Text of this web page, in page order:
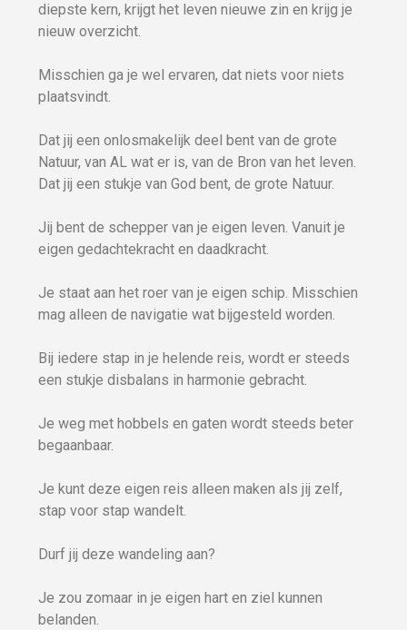
diepste kern, krijgt het leven nieuwe zin en krijg je
nieuw overzicht.
Misschien ga je wel ervaren, dat niets voor niets
plaatsvindt.
Dat jij een onlosmakelijk deel bent van de grote
Natuur, van AL wat er is, van de Bron van het leven.
Dat jij een stukje van God bent, de grote Natuur.
Jij bent de schepper van je eigen leven. Vanuit je
eigen gedachtekracht en daadkracht.
Je staat aan het roer van je eigen schip. Misschien
mag alleen de navigatie wat bijgesteld worden.
Bij iedere stap in je helende reis, wordt er steeds
een stukje disbalans in harmonie gebracht.
Je weg met hobbels en gaten wordt steeds beter
begaanbaar.
Je kunt deze eigen reis alleen maken als jij zelf,
stap voor stap wandelt.
Durf jij deze wandeling aan?
Je zou zomaar in je eigen hart en ziel kunnen
belanden.